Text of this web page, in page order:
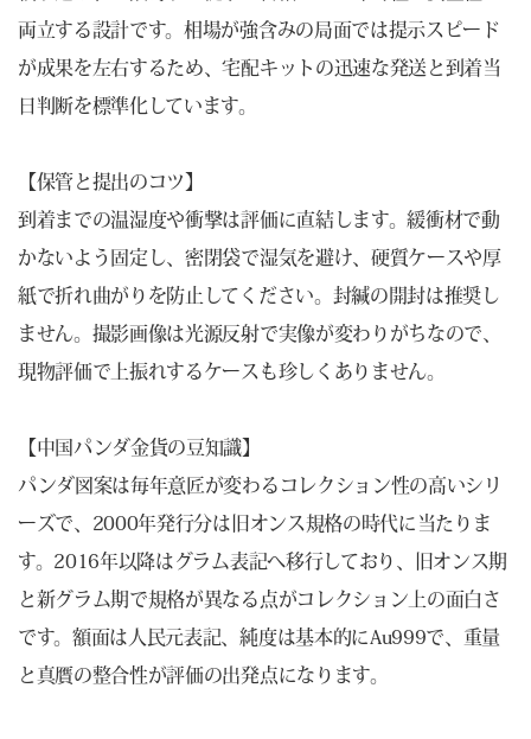
両立する設計です。相場が強含みの局面では提示スピード
が成果を左右するため、宅配キットの迅速な発送と到着当
日判断を標準化しています。
【保管と提出のコツ】
到着までの温湿度や衝撃は評価に直結します。緩衝材で動
かないよう固定し、密閉袋で湿気を避け、硬質ケースや厚
紙で折れ曲がりを防止してください。封緘の開封は推奨し
ません。撮影画像は光源反射で実像が変わりがちなので、
現物評価で上振れするケースも珍しくありません。
【中国パンダ金貨の豆知識】
パンダ図案は毎年意匠が変わるコレクション性の高いシリ
ーズで、2000年発行分は旧オンス規格の時代に当たりま
す。2016年以降はグラム表記へ移行しており、旧オンス期
と新グラム期で規格が異なる点がコレクション上の面白さ
です。額面は人民元表記、純度は基本的にAu999で、重量
と真贋の整合性が評価の出発点になります。